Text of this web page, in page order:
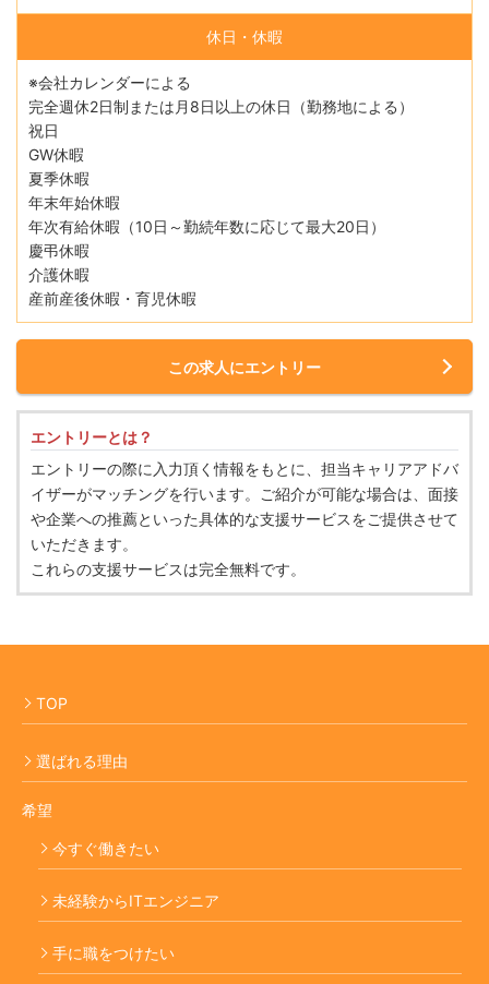
休日・休暇
※会社カレンダーによる
完全週休2日制または月8日以上の休日（勤務地による）
祝日
GW休暇
夏季休暇
年末年始休暇
年次有給休暇（10日～勤続年数に応じて最大20日）
慶弔休暇
介護休暇
産前産後休暇・育児休暇
この求人にエントリー
エントリーとは？
エントリーの際に入力頂く情報をもとに、担当キャリアアドバ
イザーがマッチングを行います。ご紹介が可能な場合は、面接
や企業への推薦といった具体的な支援サービスをご提供させて
いただきます。
これらの支援サービスは完全無料です。
TOP
選ばれる理由
希望
今すぐ働きたい
未経験からITエンジニア
手に職をつけたい